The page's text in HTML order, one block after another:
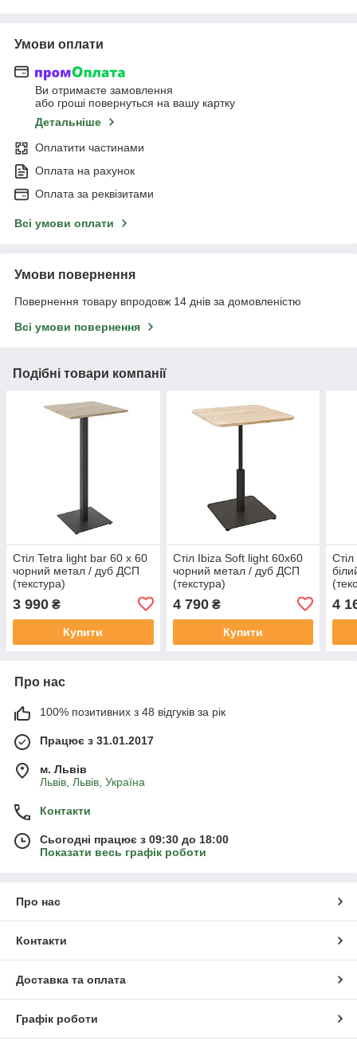
Умови оплати
Ви отримаєте замовлення
або гроші повернуться на вашу картку
Детальніше
Оплатити частинами
Оплата на рахунок
Оплата за реквізитами
Всі умови оплати
Умови повернення
Повернення товару впродовж 14 днів за домовленістю
Всі умови повернення
Подібні товари компанії
Стіл Tetra light bar 60 х 60
чорний метал / дуб ДСП
(текстура)
3 990 ₴
Купити
Стіл Ibiza Soft light 60x60
чорний метал / дуб ДСП
(текстура)
4 790₴
Купити
4
Про нас
100% позитивних з 48 відгуків за рік
Працює з 31.01.2017
м. Львів
Львів, Львів, Україна
Контакти
Сьогодні працює з 09:30 до 18:00
Показати весь графік роботи
Про нас
Контакти
Доставка та оплата
Графік роботи